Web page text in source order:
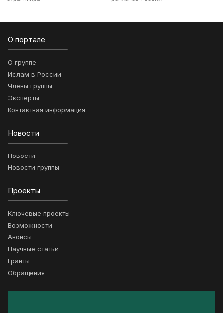
О портале
О группе
Ислам в России
Члены группы
Эксперты
Контактная информация
Новости
Новости
Новости группы
Проекты
Ключевые проекты
Возможности
Анонсы
Научные статьи
Гранты
Обращения